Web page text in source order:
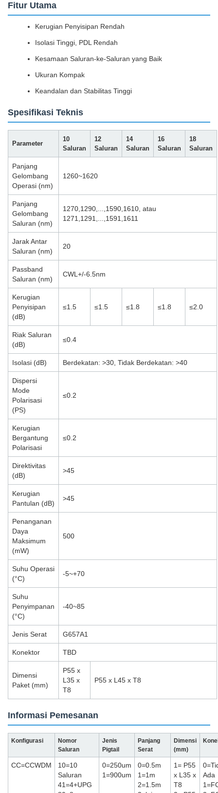
Fitur Utama
Kerugian Penyisipan Rendah
Isolasi Tinggi, PDL Rendah
Kesamaan Saluran-ke-Saluran yang Baik
Ukuran Kompak
Keandalan dan Stabilitas Tinggi
Spesifikasi Teknis
Parameter
10
Saluran
12
Saluran
14
Saluran
16
Saluran
18
Saluran
Panjang
Gelombang
Operasi (nm)
1260~1620
Panjang
Gelombang
Saluran (nm)
1270,1290,...,1590,1610, atau
1271,1291,...,1591,1611
Jarak Antar
Saluran (nm)
20
Passband
Saluran (nm)
CWL+/-6.5nm
Kerugian
Penyisipan
(dB)
≤1.5 ≤1.5 ≤1.8 ≤1.8 ≤2.0
Riak Saluran
(dB)
≤0.4
Isolasi (dB) Berdekatan: >30, Tidak Berdekatan: >40
Dispersi
Mode
Polarisasi
(PS)
≤0.2
Kerugian
Bergantung
Polarisasi
≤0.2
Direktivitas
(dB)
>45
Kerugian
Pantulan (dB)
>45
Penanganan
Daya
Maksimum
(mW)
500
Suhu Operasi
(°C)
-5~+70
Suhu
Penyimpanan
(°C)
-40~85
Jenis Serat G657A1
Konektor TBD
Dimensi
Paket (mm)
P55 x
L35 x
T8
P55 x L45 x T8
Informasi Pemesanan
Konfigurasi
Nomor
Saluran
Jenis
Pigtail
Panjang
Serat
Dimensi
(mm)
CC=CCWDM
10=10
Saluran
41=4+UPG
0=250um
1=900um
0=0.5m
1=1m
2=1.5m
1= P55
x L35 x
T8
Ada